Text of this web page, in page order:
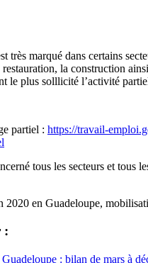
très marqué dans certains
la construction
le plus solllicité l’activité
partiel : https://travail-
tous les secteurs et tous
2020 en Guadeloupe,
:
: bilan de mars à